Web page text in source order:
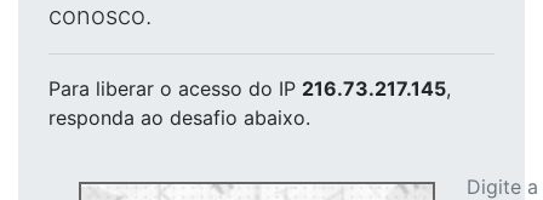
conosco.
Para liberar o acesso do IP 216.73.217.145,
responda ao desafio abaixo.
Digite